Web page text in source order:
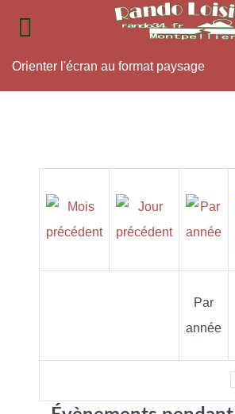
Orienter l'écran au format paysage
Par
année